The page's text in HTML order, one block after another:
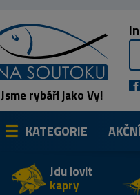
Jsme rybáři jako Vy!
KATEGORIE
Jdu lovit
kapry